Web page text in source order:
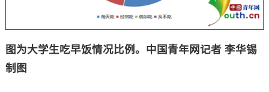
图为大学生吃早饭情况比例。中国青年网记者 李华锡
制图